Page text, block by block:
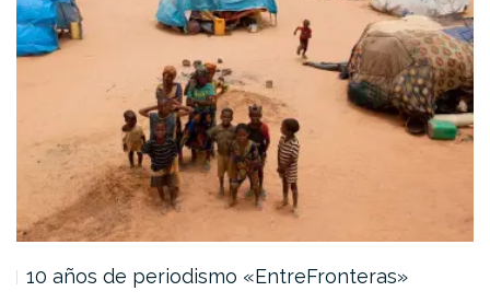
10 años de periodismo «EntreFronteras»